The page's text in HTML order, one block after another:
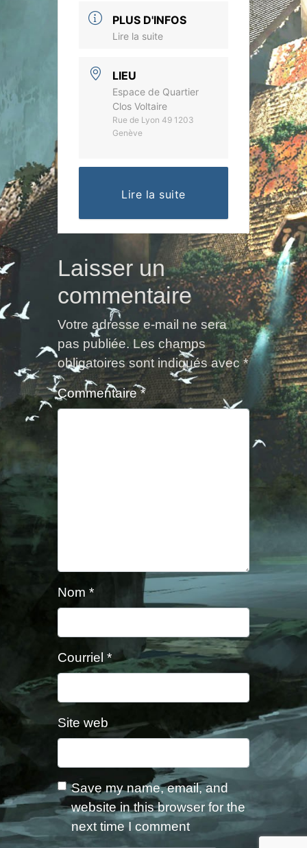
PLUS D'INFOS
Lire la suite
LIEU
Espace de Quartier
Clos Voltaire
Rue de Lyon 49 1203
Genève
Lire la suite
Laisser un
commentaire
Votre adresse e-mail ne sera
pas publiée. Les champs
obligatoires sont indiqués avec*
Commentaire*
Nom *
Courriel *
Site web
Save my name, email, and
website in this browser for the
next time I comment